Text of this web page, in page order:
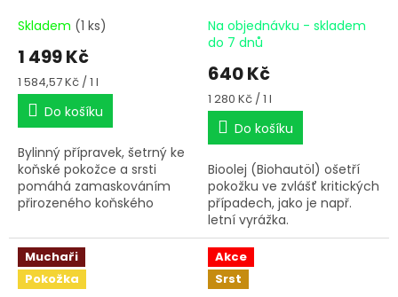
Skladem (1 ks)
1 499 Kč
Měrná
cena:
1 584,57 Kč / 1 l
Do košíku
Bylinný přípravek, šetrný ke
koňské pokožce a srsti
pomáhá zamaskováním
přirozeného koňského
krevsajícího hmyzu.
Obsahuje řadu přírodních
esenciálních rostlinných
olejů.
Na objednávku - skladem
do 7 dnů
640 Kč
Měrná
cena:
1 280 Kč / 1 l
Do košíku
Bioolej (Biohautöl) ošetří
pokožku ve zvlášť kritických
případech, jako je např.
letní vyrážka.
Muchaři
Pokožka
Akce
Srst